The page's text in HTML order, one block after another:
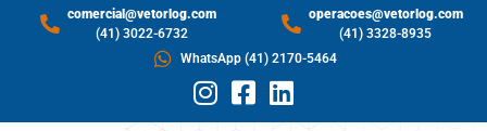
comercial@vetorlog.com
(41) 3022-6732
operacoes@vetorlog.com
(41) 3328-8935
WhatsApp (41) 2170-5464